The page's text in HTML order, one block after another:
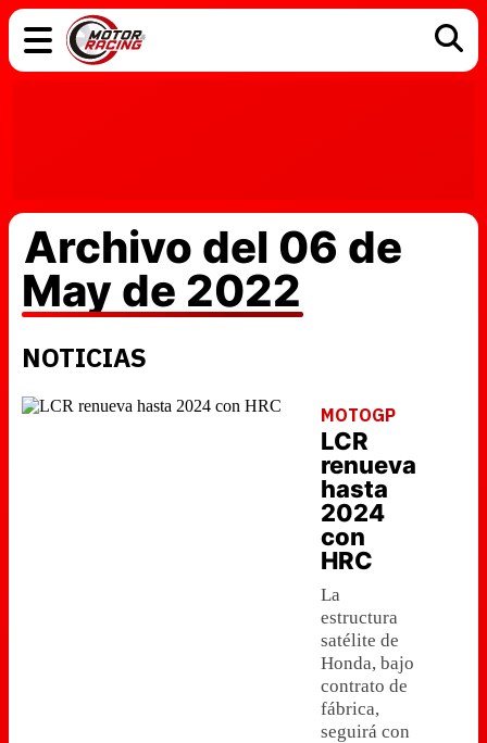
Archivo del 06 de
May de 2022
NOTICIAS
MOTOGP
LCR
renueva
hasta
2024
con
HRC
La
estructura
satélite de
Honda, bajo
contrato de
fábrica,
seguirá con